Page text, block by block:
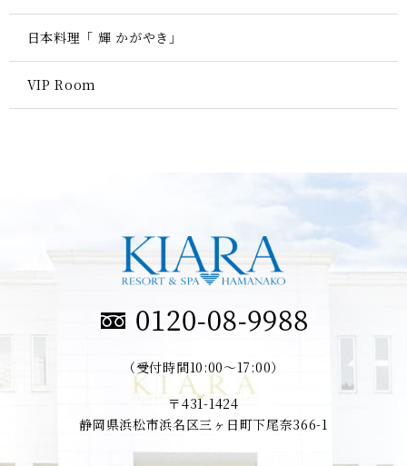
日本料理「 輝 かがやき」
VIP Room
（受付時間10:00～17:00）
〒431-1424
静岡県浜松市浜名区三ヶ日町下尾奈366-1